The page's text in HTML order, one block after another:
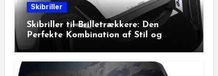
Skibriller
Skibriller til Brilletrækkere: Den
Perfekte Kombination af Stil og
Beskyttelse